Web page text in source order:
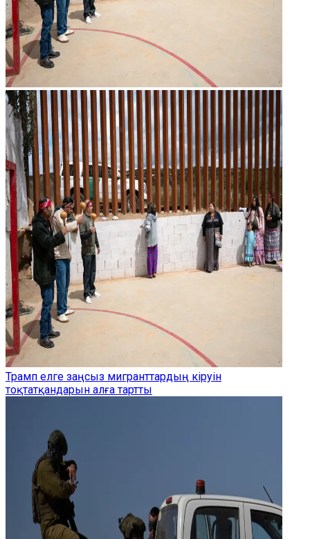
Трамп елге заңсыз мигранттардың кіруін
тоқтатқандарын алға тартты